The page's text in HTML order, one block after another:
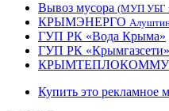
Вывоз мусора (МУП УБГ
КРЫМЭНЕРГО
ГУП РК «Вода Крыма»
ГУП РК «Крымгазсети»
Купить это рекламное